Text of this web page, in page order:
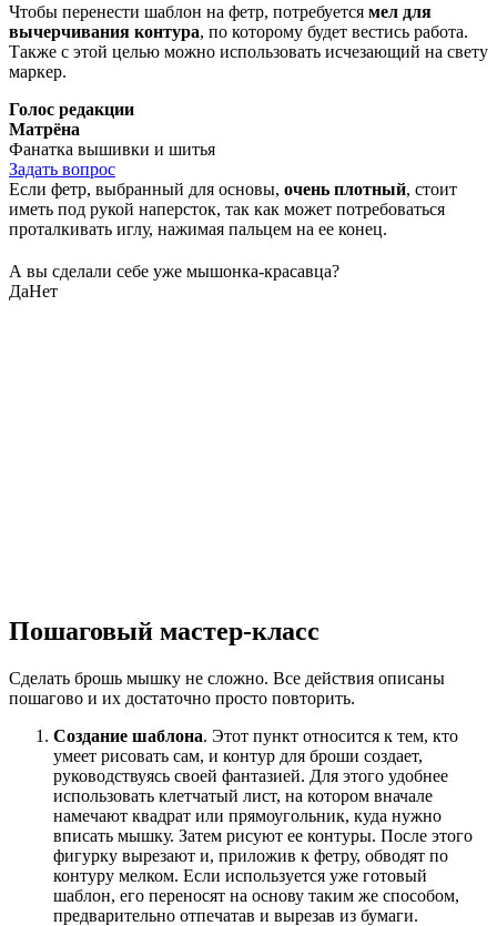
Чтобы перенести шаблон на фетр, потребуется мел для
вычерчивания контура, по которому будет вестись работа.
Также с этой целью можно использовать исчезающий на свету
маркер.
Голос редакции
Матрёна
Фанатка вышивки и шитья
Задать вопрос
Если фетр, выбранный для основы, очень плотный, стоит
иметь под рукой наперсток, так как может потребоваться
проталкивать иглу, нажимая пальцем на ее конец.
А вы сделали себе уже мышонка-красавца?
ДаНет
Пошаговый мастер-класс
Сделать брошь мышку не сложно. Все действия описаны
пошагово и их достаточно просто повторить.
Создание шаблона. Этот пункт относится к тем, кто
умеет рисовать сам, и контур для броши создает,
руководствуясь своей фантазией. Для этого удобнее
использовать клетчатый лист, на котором вначале
намечают квадрат или прямоугольник, куда нужно
вписать мышку. Затем рисуют ее контуры. После этого
фигурку вырезают и, приложив к фетру, обводят по
контуру мелком. Если используется уже готовый
шаблон, его переносят на основу таким же способом,
предварительно отпечатав и вырезав из бумаги.